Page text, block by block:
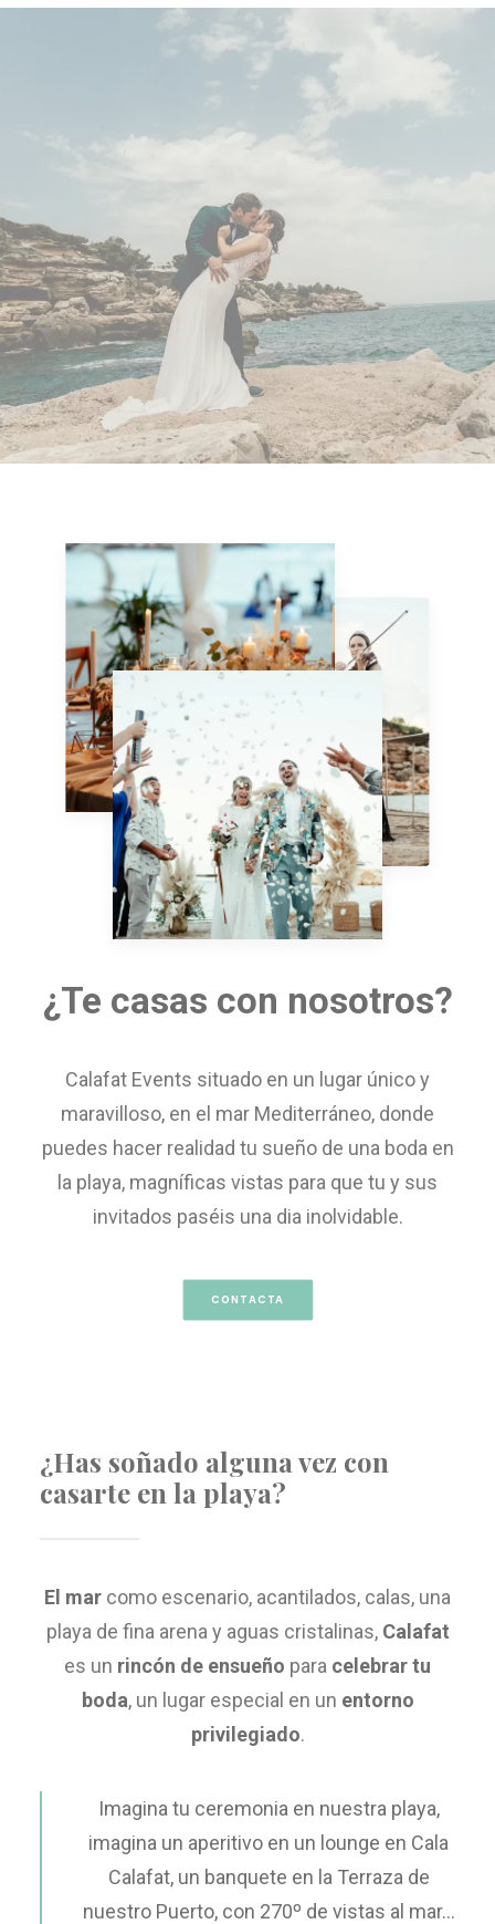
¿Te casas con nosotros?
Calafat Events situado en un lugar único y
maravilloso, en el mar Mediterráneo, donde
puedes hacer realidad tu sueño de una boda en
la playa, magníficas vistas para que tu y sus
invitados paséis una dia inolvidable.
CONTACTA
¿Has soñado alguna vez con
casarte en la playa?
El mar como escenario, acantilados, calas, una
playa de fina arena y aguas cristalinas, Calafat
es un rincón de ensueño para celebrar tu
boda, un lugar especial en un entorno
privilegiado.
Imagina tu ceremonia en nuestra playa,
imagina un aperitivo en un lounge en Cala
Calafat, un banquete en la Terraza de
nuestro Puerto, con 270º de vistas al mar…